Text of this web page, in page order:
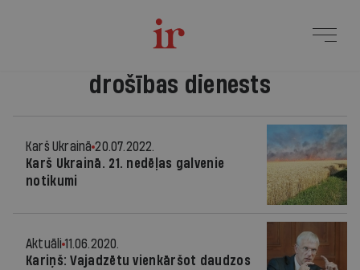
drošības dienests
Karš Ukrainā 20.07.2022.
Karš Ukrainā. 21. nedēļas galvenie
notikumi
Aktuāli 11.06.2020.
Kariņš: Vajadzētu vienkāršot daudzos